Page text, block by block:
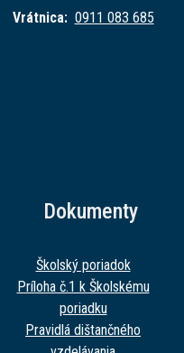
Vrátnica: 0911 083 685
Dokumenty
Školský poriadok
Príloha č.1 k Školskému
poriadku
Pravidlá dištančného